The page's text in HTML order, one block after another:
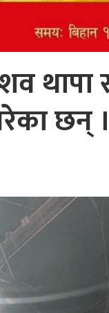
थापा
छन् ।